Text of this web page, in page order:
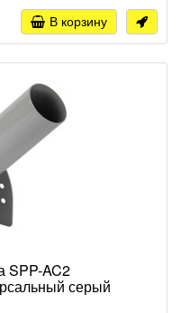
В корзину
SPP-AC2
серый